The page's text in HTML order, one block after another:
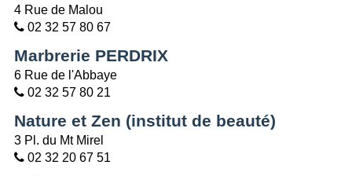
4 Rue de Malou
02 32 57 80 67
Marbrerie PERDRIX
6 Rue de l'Abbaye
02 32 57 80 21
Nature et Zen (institut de beauté)
3 Pl. du Mt Mirel
02 32 20 67 51